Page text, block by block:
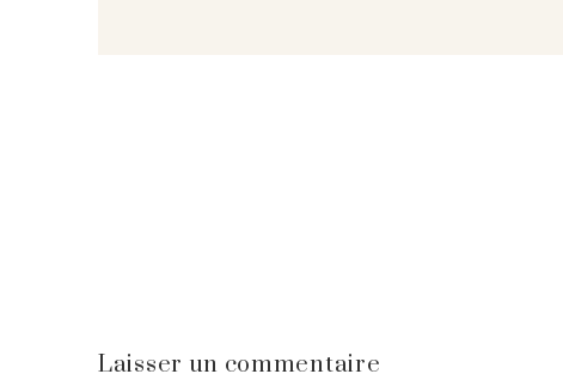
Laisser un commentaire